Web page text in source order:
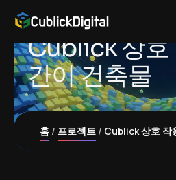
Cublick 상호
간이 건축물
홈 프로젝트 Cublick 상호 작